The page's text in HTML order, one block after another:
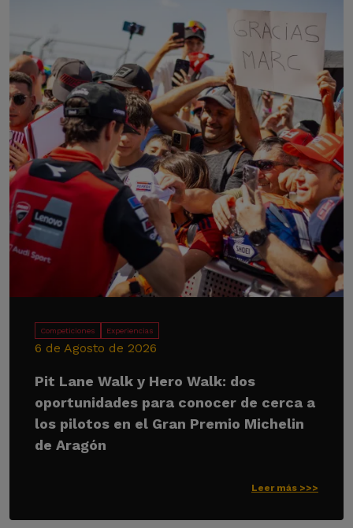
Competiciones Experiencias
6 de Agosto de 2026
Pit Lane Walk y Hero Walk: dos
oportunidades para conocer de cerca a
los pilotos en el Gran Premio Michelin
de Aragón
Leer más >>>